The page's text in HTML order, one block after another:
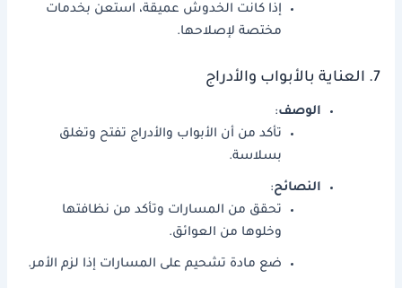
إذا كانت الخدوش عميقة، استعن بخدمات
مختصة لإصلاحها.
7. العناية بالأبواب والأدراج
الوصف:
تأكد من أن الأبواب والأدراج تفتح وتغلق
بسلاسة.
النصائح:
تحقق من المسارات وتأكد من نظافتها
وخلوها من العوائق.
ضع مادة تشحيم على المسارات إذا لزم الأمر.